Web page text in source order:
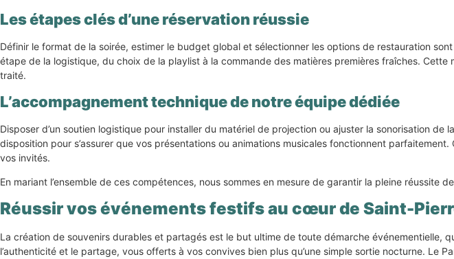
Les étapes clés d’une réservation réussie
Définir le format de la soirée, estimer le budget global et sélectionner les options de restauration
étape de la logistique, du choix de la playlist à la commande des matières premières fraîches.
traité.
L’accompagnement technique de notre équipe dédiée
Disposer d’un soutien logistique pour installer du matériel de projection ou ajuster la sonorisation
disposition pour s’assurer que vos présentations ou animations musicales fonctionnent
vos invités.
En mariant l’ensemble de ces compétences, nous sommes en mesure de garantir la pleine réussite
Réussir vos événements festifs au cœur de Saint-
La création de souvenirs durables et partagés est le but ultime de toute démarche événementielle,
l’authenticité et le partage, vous offerts à vos convives bien plus qu’une simple sortie nocturne. Le